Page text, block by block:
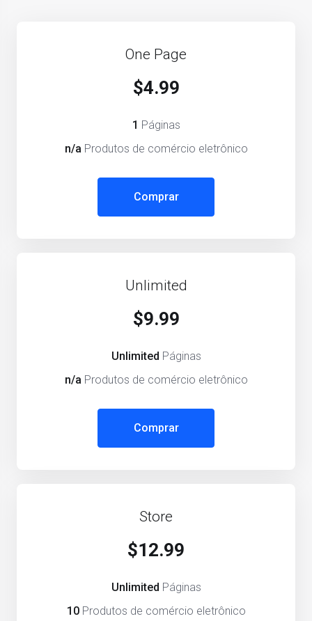
One Page
$4.99
1 Páginas
n/a Produtos de comércio eletrônico
Comprar
Unlimited
$9.99
Unlimited Páginas
n/a Produtos de comércio eletrônico
Comprar
Store
$12.99
Unlimited Páginas
10 Produtos de comércio eletrônico